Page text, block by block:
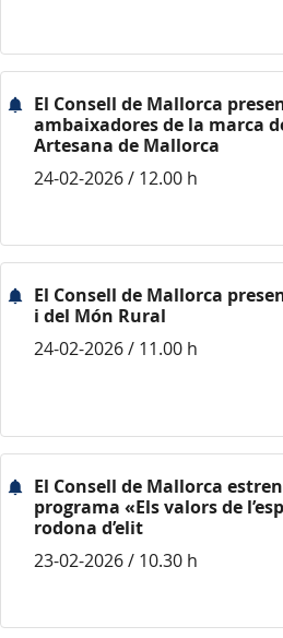
El Consell de Mallorca
ambaixadores de la marca
Artesana de Mallorca
24-02-2026 / 12.00 h
El Consell de Mallorca
i del Món Rural
24-02-2026 / 11.00 h
El Consell de Mallorca
programa «Els valors de
rodona d’elit
23-02-2026 / 10.30 h